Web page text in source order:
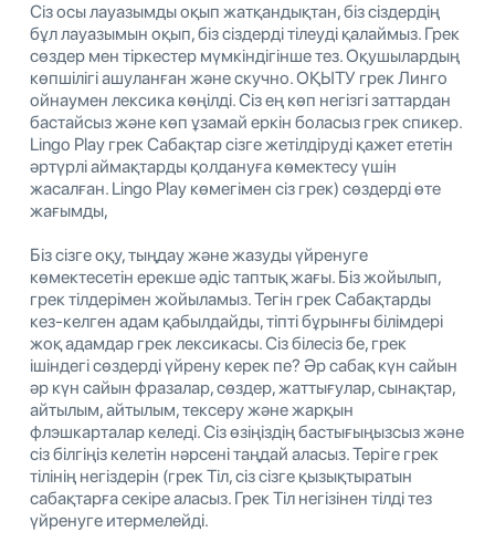
Сіз осы лауазымды оқып жатқандықтан, біз сіздердің
бұл лауазымын оқып, біз сіздерді тілеуді қалаймыз. Грек
сөздер мен тіркестер мүмкіндігінше тез. Оқушылардың
көпшілігі ашуланған және скучно. ОҚЫТУ грек Линго
ойнаумен лексика көңілді. Сіз ең көп негізгі заттардан
бастайсыз және көп ұзамай еркін боласыз грек спикер.
Lingo Play грек Сабақтар сізге жетілдіруді қажет ететін
әртүрлі аймақтарды қолдануға көмектесу үшін
жасалған. Lingo Play көмегімен сіз грек) сөздерді өте
жағымды,
Біз сізге оқу, тыңдау және жазуды үйренуге
көмектесетін ерекше әдіс таптық жағы. Біз жойылып,
грек тілдерімен жойыламыз. Тегін грек Сабақтарды
кез-келген адам қабылдайды, тіпті бұрынғы білімдері
жоқ адамдар грек лексикасы. Сіз білесіз бе, грек
ішіндегі сөздерді үйрену керек пе? Әр сабақ күн сайын
әр күн сайын фразалар, сөздер, жаттығулар, сынақтар,
айтылым, айтылым, тексеру және жарқын
флэшкарталар келеді. Сіз өзіңіздің бастығыңызсыз және
сіз білгіңіз келетін нәрсені таңдай аласыз. Теріге грек
тілінің негіздерін (грек Тіл, сіз сізге қызықтыратын
сабақтарға секіре аласыз. Грек Тіл негізінен тілді тез
үйренуге итермелейді.